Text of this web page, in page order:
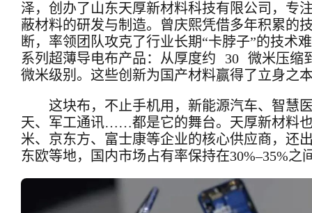
泽，创办了山东天厚新材料科技有限公司，专
蔽材料的研发与制造。曾庆熙凭借多年积累的
断，率领团队攻克了行业长期“卡脖子”的技术
系列超薄导电布产品：从厚度约 30 微米压缩
微米级别。这些创新为国产材料赢得了立身之
这块布，不止手机用，新能源汽车、智慧
天、军工通讯……都是它的舞台。天厚新材料
米、京东方、富士康等企业的核心供应商，还
东欧等地，
国内市场占有率保持在30%–35%之